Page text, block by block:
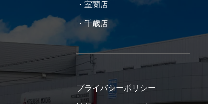
・室蘭店
・千歳店
プライバシーポリシー